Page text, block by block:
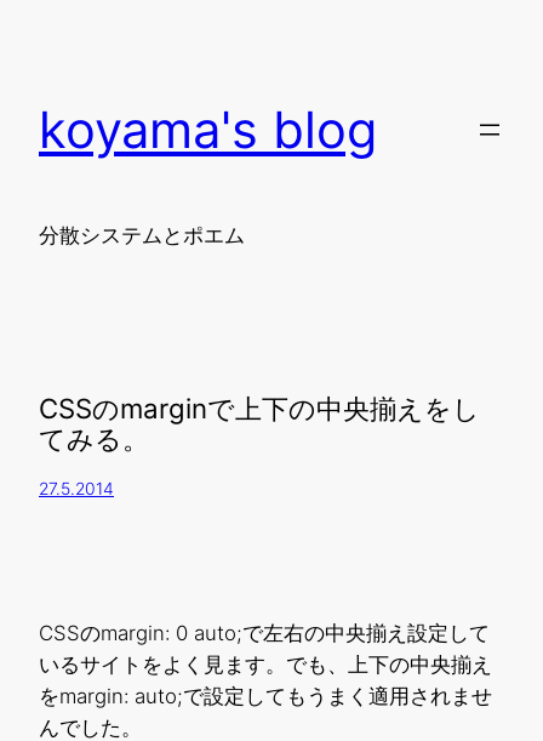
koyama's blog
分散システムとポエム
CSSのmarginで上下の中央揃えをし
てみる。
27.5.2014
CSSのmargin: 0 auto;で左右の中央揃え設定して
いるサイトをよく見ます。でも、上下の中央揃え
をmargin: auto;で設定してもうまく適用されませ
んでした。